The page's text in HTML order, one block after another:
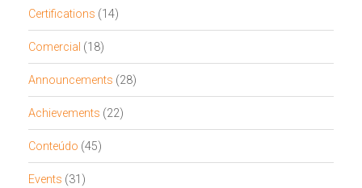
Certifications (14)
Comercial (18)
Announcements (28)
Achievements (22)
Conteúdo (45)
Events (31)